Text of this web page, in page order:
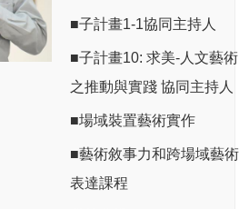
■子計畫1-1協同主持人
■子計畫10: 求美-人文藝術
之推動與實踐 協同主持人
■場域裝置藝術實作
■藝術敘事力和跨場域藝術
表達課程